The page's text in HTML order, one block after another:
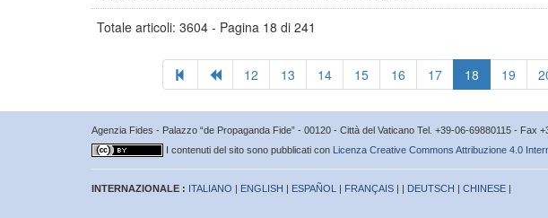
Totale articoli: 3604 - Pagina 18 di 241
12 13 14 15 16 17 18 19
Agenzia Fides - Palazzo “de Propaganda Fide” - 00120 - Città del Vaticano Tel. +39-06-69880115 - Fax
I contenuti del sito sono pubblicati con Licenza Creative Commons Attribuzione 4.0
INTERNAZIONALE : ITALIANO | ENGLISH | ESPAÑOL | FRANÇAIS | | DEUTSCH | CHINESE |